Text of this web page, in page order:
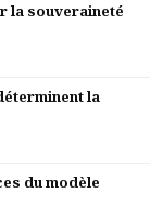
la souveraineté
la
du modèle